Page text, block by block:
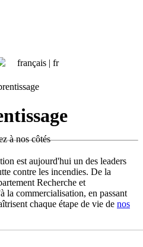
français | fr
à nos côtés
est aujourd'hui un des leaders
contre les incendies. De la
Recherche et
la commercialisation, en passant
chaque étape de vie de nos